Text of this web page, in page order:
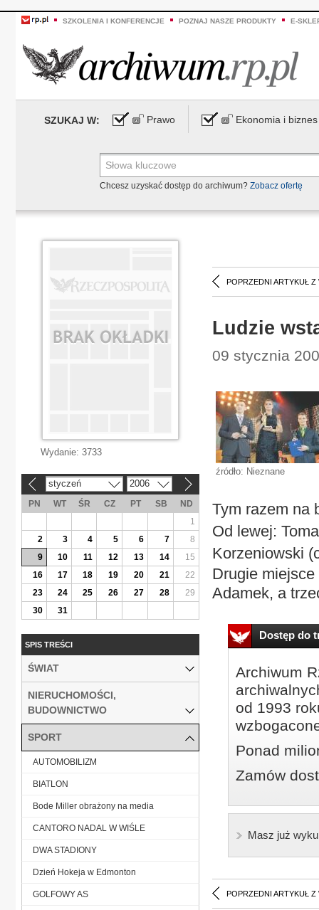
SZKOLENIA I KONFERENCJE POZNAJ NASZE PRODUKTY E-
SZUKAJ W: Prawo Ekonomia i biznes
Chcesz uzyskać dostęp do archiwum? Zobacz ofertę
POPRZEDNI ARTYKUŁ Z
Ludzie
09 stycznia
źródło: Nieznane
Tym razem na
Od lewej:
Korzeniowski
Drugie
Adamek, a
Dostęp do
Archiwum
od 1993
Ponad
Zamów
Masz już
POPRZEDNI ARTYKUŁ Z
Wydanie: 3733
styczeń 2006
PN WT ŚR CZ PT SB
ND
1
2
3 4 5 6 7
8
9
10 11 12 13 14
15
16
17 18 19 20 21
22
23
24 25 26 27 28
29
30
31
SPIS TREŚCI
ŚWIAT
NIERUCHOMOŚCI,
BUDOWNICTWO
SPORT
AUTOMOBILIZM
BIATLON
Bode Miller obrażony na media
CANTORO NADAL W WIŚLE
DWA STADIONY
Dzień Hokeja w Edmonton
GOLFOWY AS